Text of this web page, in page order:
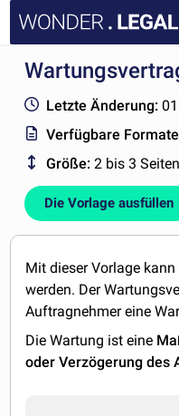
HOMEPAGE
DOKUMENTE
FAQ
KONTAKT
MEIN KONTO
Letzte Änderung:
Verfügbare
Größe: 2 bis 3 Seiten
Die Vorlage ausfüllen
Mit dieser Vorlage
werden. Der
Auftragnehmer eine
Die Wartung ist eine
oder Verzögerung des